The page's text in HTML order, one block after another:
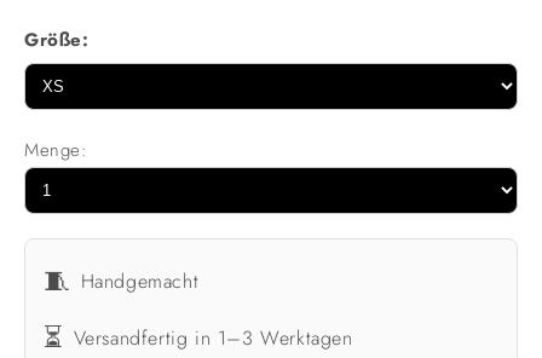
Größe:
Menge:
🧵 Handgemacht
⏳ Versandfertig in 1–3 Werktagen